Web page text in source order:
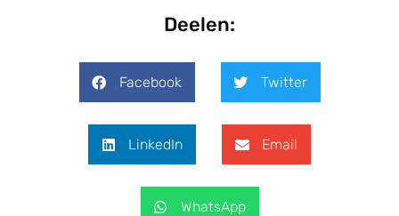
Deelen:
Facebook Twitter
LinkedIn Email
WhatsApp